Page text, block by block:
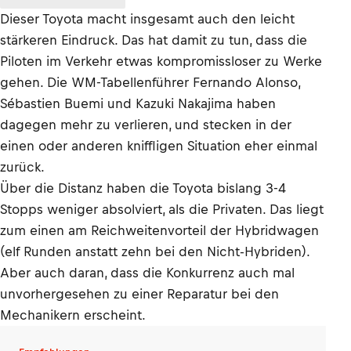
Dieser Toyota macht insgesamt auch den leicht
stärkeren Eindruck. Das hat damit zu tun, dass die
Piloten im Verkehr etwas kompromissloser zu Werke
gehen. Die WM-Tabellenführer Fernando Alonso,
Sébastien Buemi und Kazuki Nakajima haben
dagegen mehr zu verlieren, und stecken in der
einen oder anderen kniffligen Situation eher einmal
zurück.
Über die Distanz haben die Toyota bislang 3-4
Stopps weniger absolviert, als die Privaten. Das liegt
zum einen am Reichweitenvorteil der Hybridwagen
(elf Runden anstatt zehn bei den Nicht-Hybriden).
Aber auch daran, dass die Konkurrenz auch mal
unvorhergesehen zu einer Reparatur bei den
Mechanikern erscheint.